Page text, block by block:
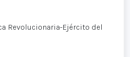
Revolucionaria-Ejército del